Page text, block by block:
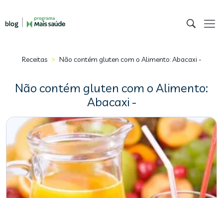
Receitas > Não contém gluten com o Alimento: Abacaxi -
Não contém gluten com o Alimento:
Abacaxi -